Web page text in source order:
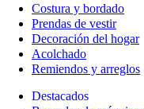
Costura y bordado
Prendas de vestir
Decoración del hogar
Acolchado
Remiendos y arreglos
Destacados